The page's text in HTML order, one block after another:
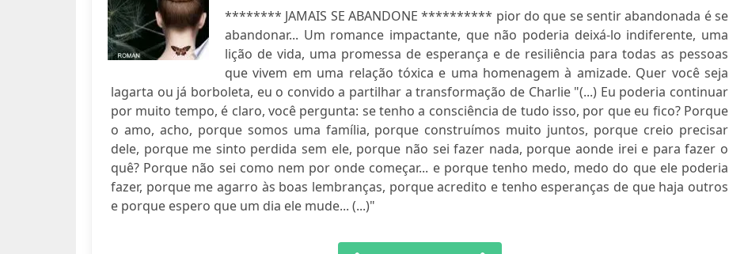
******** JAMAIS SE ABANDONE ********** pior do que se sentir abandonada é se
abandonar... Um romance impactante, que não poderia deixá-lo indiferente, uma
lição de vida, uma promessa de esperança e de resiliência para todas as pessoas
que vivem em uma relação tóxica e uma homenagem à amizade. Quer você seja
lagarta ou já borboleta, eu o convido a partilhar a transformação de Charlie "(...) Eu poderia continuar
por muito tempo, é claro, você pergunta: se tenho a consciência de tudo isso, por que eu fico? Porque
o amo, acho, porque somos uma família, porque construímos muito juntos, porque creio precisar
dele, porque me sinto perdida sem ele, porque não sei fazer nada, porque aonde irei e para fazer o
quê? Porque não sei como nem por onde começar... e porque tenho medo, medo do que ele poderia
fazer, porque me agarro às boas lembranças, porque acredito e tenho esperanças de que haja outros
e porque espero que um dia ele mude... (...)"